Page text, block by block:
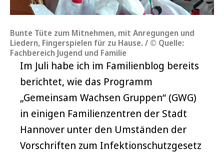
Bunte Tüte zum Mitnehmen, mit Anregungen und
Liedern, Fingerspielen für zu Hause. / © Quelle:
Fachbereich Jugend und Familie
Im Juli habe ich im Familienblog bereits
berichtet, wie das Programm
„Gemeinsam Wachsen Gruppen“ (GWG)
in einigen Familienzentren der Stadt
Hannover unter den Umständen der
Vorschriften zum Infektionschutzgesetz